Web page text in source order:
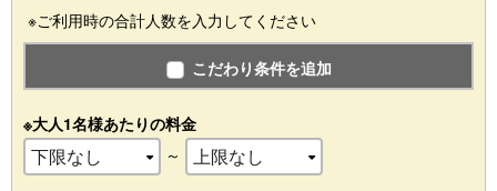
※ご利用時の合計人数を入力してください
こだわり条件を追加
※大人1名様あたりの料金
～